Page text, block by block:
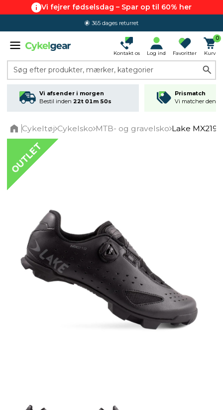
Vi fejrer fødselsdag – Spar op til 60% her
365 dages returret
Kontakt os Log ind Favoritter
0
Kurv
Søg efter produkter, mærker, kategorier
Vi afsender i morgen
Bestil inden 22t 01m 49s
Prismatch
Vi matcher den
Cykeltøj Cykelsko MTB- og gravelsko Lake MX219
OUTLET